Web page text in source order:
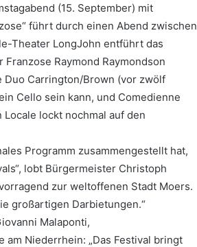
(15. September) mit
führt durch einen Abend zwischen
Theater LongJohn entführt das
Raymond Raymondson
Carrington/Brown (vor zwölf
Cello sein kann, und Comedienne
Locale lockt nochmal auf den
Programm zusammengestellt hat,
lobt Bürgermeister Christoph
zur weltoffenen Stadt Moers.
großartigen Darbietungen.“
Malaponti,
Niederrhein: „Das Festival bringt